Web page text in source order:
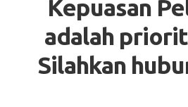
Kepuasan
adalah
Silahkan